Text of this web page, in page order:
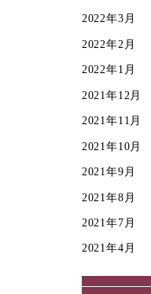
2022年3月
2022年2月
2022年1月
2021年12月
2021年11月
2021年10月
2021年9月
2021年8月
2021年7月
2021年4月